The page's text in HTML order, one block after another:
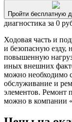
Пройти бесплатную
диагностика за 0
Ходовая часть и
и безопасную
повышенную
иных внешних
можно необходимо
обслуживание и
элементов. Ремонт
можно в компании